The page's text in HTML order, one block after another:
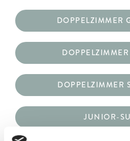
DOPPELZIMMER
DOPPELZIMMER
JUNIOR-